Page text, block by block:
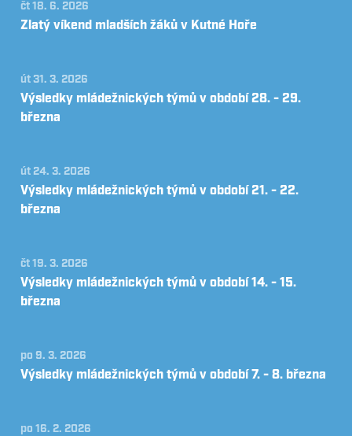
čt 18. 6. 2026
Zlatý víkend mladších žáků v Kutné Hoře
út 31. 3. 2026
Výsledky mládežnických týmů v období 28. - 29.
března
út 24. 3. 2026
Výsledky mládežnických týmů v období 21. - 22.
března
čt 19. 3. 2026
Výsledky mládežnických týmů v období 14. - 15.
března
po 9. 3. 2026
Výsledky mládežnických týmů v období 7. - 8. března
po 16. 2. 2026